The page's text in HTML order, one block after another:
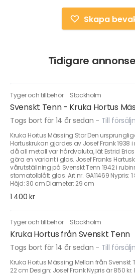
Skapa
Tidigare
Tyger och tillbehör · Stockholm
Svenskt Tenn - Kruka Hortus
Togs bort för 14 år sedan - Till
Kruka Hortus Mässing Stor Den
Hortuskrukan gjordes av Josef Frank 1938
då all metall var hårdvaluta, lät Estrid
göra en variant i glas. Josef Franks
vårutställning på Svenskt Tenn 1942 i
stomatolblått glas. Art nr. GA11469 Nypris:
Höjd: 30 cm Diameter: 29 cm
1 400 kr
Tyger och tillbehör · Stockholm
Kruka Hortus från Svenskt Tenn
Togs bort för 14 år sedan - Till
Kruka Hortus Mässing Mellan från Svenskt
22 cm Design: Josef Frank Nypris är 850